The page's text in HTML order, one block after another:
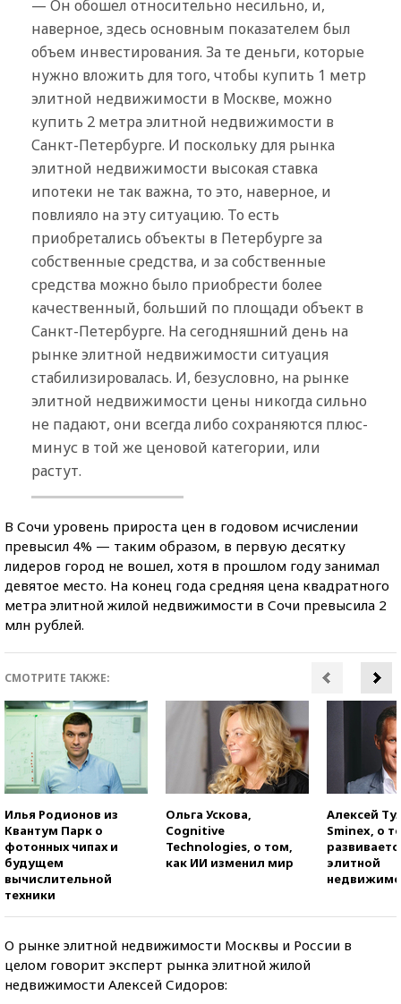
— Он обошел относительно несильно, и,
наверное, здесь основным показателем был
объем инвестирования. За те деньги, которые
нужно вложить для того, чтобы купить 1 метр
элитной недвижимости в Москве, можно
купить 2 метра элитной недвижимости в
Санкт-Петербурге. И поскольку для рынка
элитной недвижимости высокая ставка
ипотеки не так важна, то это, наверное, и
повлияло на эту ситуацию. То есть
приобретались объекты в Петербурге за
собственные средства, и за собственные
средства можно было приобрести более
качественный, больший по площади объект в
Санкт-Петербурге. На сегодняшний день на
рынке элитной недвижимости ситуация
стабилизировалась. И, безусловно, на рынке
элитной недвижимости цены никогда сильно
не падают, они всегда либо сохраняются плюс-
минус в той же ценовой категории, или
растут.
В Сочи уровень прироста цен в годовом исчислении
превысил 4% — таким образом, в первую десятку
лидеров город не вошел, хотя в прошлом году занимал
девятое место. На конец года средняя цена квадратного
метра элитной жилой недвижимости в Сочи превысила 2
млн рублей.
СМОТРИТЕ ТАКЖЕ:
Илья Родионов из
Квантум Парк о
фотонных чипах и
будущем
вычислительной
техники
Ольга Ускова,
Cognitive
Technologies, о том,
как ИИ изменил мир
Алексей
Sminex, о
элитной
О рынке элитной недвижимости Москвы и России в
целом говорит эксперт рынка элитной жилой
недвижимости Алексей Сидоров: